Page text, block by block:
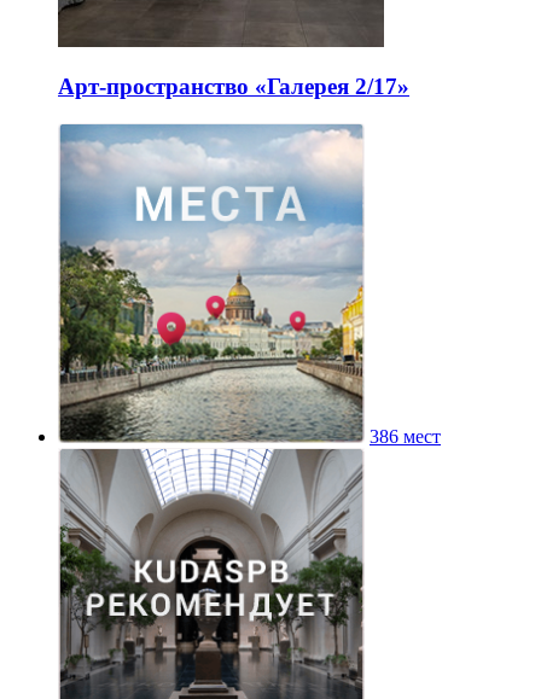
Арт-пространство «Галерея 2/17»
386 мест